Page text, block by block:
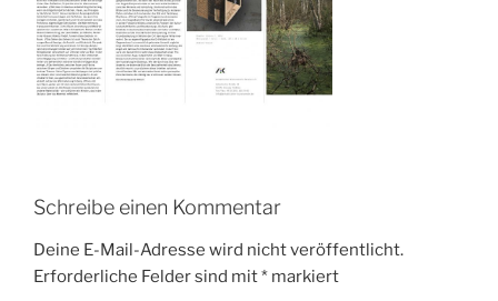
Schreibe einen Kommentar
Deine E-Mail-Adresse wird nicht veröffentlicht.
Erforderliche Felder sind mit* markiert